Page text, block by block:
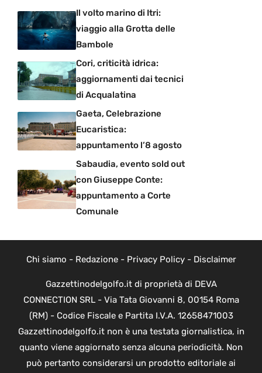
Il volto marino di Itri:
viaggio alla Grotta delle
Bambole
Cori, criticità idrica:
aggiornamenti dai tecnici
di Acqualatina
Gaeta, Celebrazione
Eucaristica:
appuntamento l’8 agosto
Sabaudia, evento sold out
con Giuseppe Conte:
appuntamento a Corte
Comunale
Chi siamo - Redazione- Privacy Policy- Disclaimer
Gazzettinodelgolfo.it di proprietà di DEVA
CONNECTION SRL - Via Tata Giovanni 8, 00154 Roma
(RM) - Codice Fiscale e Partita I.V.A. 12658471003
Gazzettinodelgolfo.it non è una testata giornalistica, in
quanto viene aggiornato senza alcuna periodicità. Non
può pertanto considerarsi un prodotto editoriale ai